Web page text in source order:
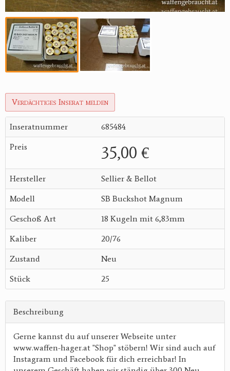
Verdächtiges Inserat melden
Inseratnummer 685484
Preis 35,00 €
Hersteller Sellier & Bellot
Modell SB Buckshot Magnum
Geschoß Art 18 Kugeln mit 6,83mm
Kaliber 20/76
Zustand Neu
Stück 25
Beschreibung
Gerne kannst du auf unserer Webseite unter
www.waffen-hager.at "Shop" stöbern! Wir sind auch auf
Instagram und Facebook für dich erreichbar! In